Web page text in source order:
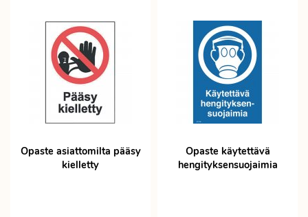
Opaste asiattomilta pääsy
kielletty
Opaste käytettävä
hengityksensuojaimia